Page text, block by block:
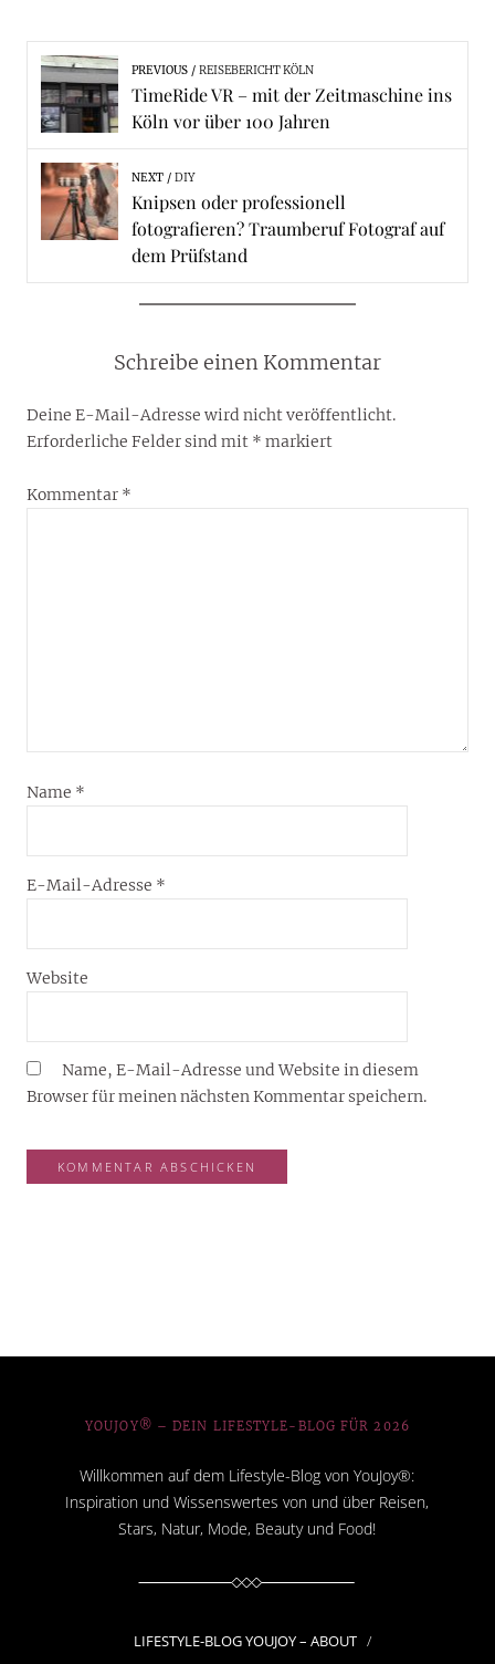
PREVIOUS REISEBERICHT KÖLN
TimeRide VR – mit der Zeitmaschine ins
Köln vor über 100 Jahren
NEXT DIY
Knipsen oder professionell
fotografieren? Traumberuf Fotograf auf
dem Prüfstand
Schreibe einen Kommentar
Deine E-Mail-Adresse wird nicht veröffentlicht.
Erforderliche Felder sind mit * markiert
Kommentar *
Name *
E-Mail-Adresse *
Website
Name, E-Mail-Adresse und Website in diesem
Browser für meinen nächsten Kommentar speichern.
YOUJOY® – DEIN LIFESTYLE-BLOG FÜR 2026
Willkommen auf dem Lifestyle-Blog von YouJoy®:
Inspiration und Wissenswertes von und über Reisen,
Stars, Natur, Mode, Beauty und Food!
LIFESTYLE-BLOG YOUJOY – ABOUT